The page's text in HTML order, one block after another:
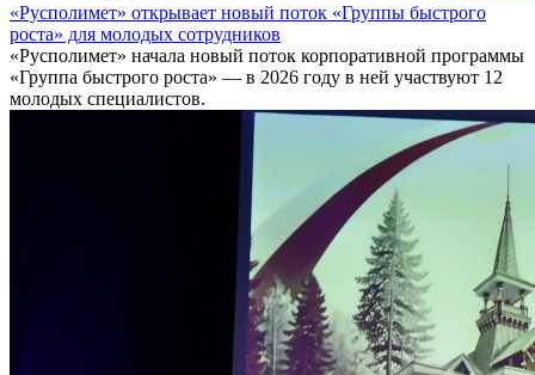
«Русполимет» открывает новый поток «Группы быстрого
роста» для молодых сотрудников
«Русполимет» начала новый поток корпоративной программы
«Группа быстрого роста» — в 2026 году в ней участвуют 12
молодых специалистов.